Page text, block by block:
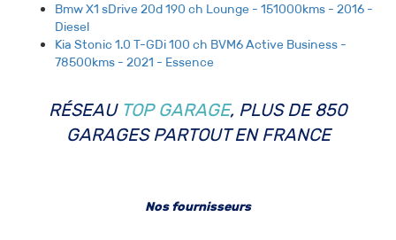
Bmw X1 sDrive 20d 190 ch Lounge - 151000kms - 2016 -
Diesel
Kia Stonic 1.0 T-GDi 100 ch BVM6 Active Business -
78500kms - 2021 - Essence
RÉSEAU TOP GARAGE, PLUS DE 850
GARAGES PARTOUT EN FRANCE
Nos fournisseurs